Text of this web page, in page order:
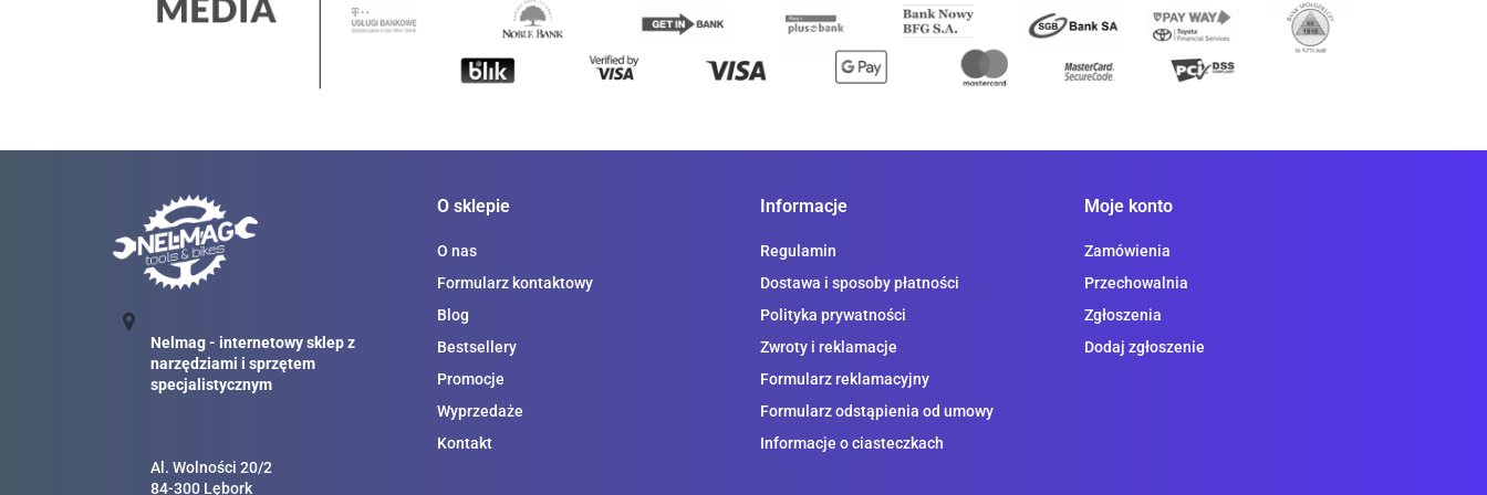
Nelmag - internetowy sklep z
narzędziami i sprzętem
specjalistycznym
Al. Wolności 20/2
84-300 Lębork
O sklepie
O nas
Formularz kontaktowy
Blog
Bestsellery
Promocje
Wyprzedaże
Kontakt
Informacje
Regulamin
Dostawa i sposoby płatności
Polityka prywatności
Zwroty i reklamacje
Formularz reklamacyjny
Formularz odstąpienia od umowy
Informacje o ciasteczkach
Moje konto
Zamówienia
Przechowalnia
Zgłoszenia
Dodaj zgłoszenie